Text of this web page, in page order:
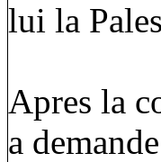
lui la
Apres la
a